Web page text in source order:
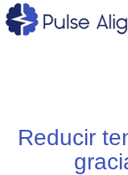
al
Reducir